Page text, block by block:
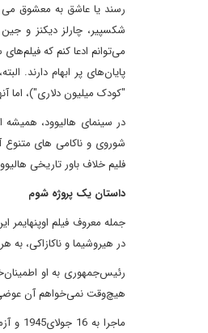
رسند یا عاشق به معشوق می
شکسپیر، چارلز دیکنز و
می‌توانم ادعا کنم که
پایان‌های پر ابهام دارند.
"کودک میلیون دلاری")، اما
در سینمای هالیوود،
شوروی و ناکامی های
فلیم خلاف باور تاریخی
داستان یک پروژه شوم
جمله معروف فیلم
در هیروشیما و ناکازاکی، به
رئیس‌جمهوری به او
هیچ‌وقت نمی‌خواهم آن عوضی